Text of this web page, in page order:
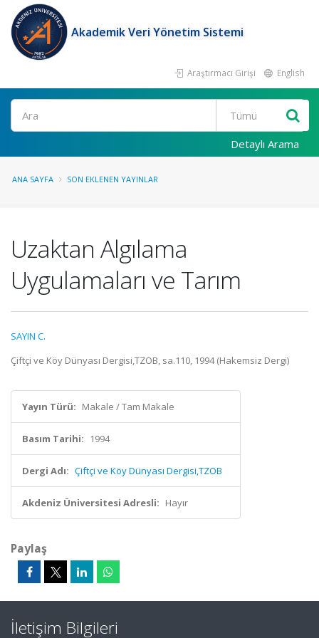
Akademik Veri Yönetim Sistemi
Araştırmacı Girişi English
Ara
Detaylı Arama
ANA SAYFA SON EKLENEN YAYINLAR
Uzaktan Algılama
Uygulamaları ve Tarım
SAYIN C.
Çiftçi ve Köy Dünyası Dergisi,TZOB, sa.110, 1994 (Hakemsiz Dergi)
Yayın Türü: Makale / Tam Makale
Basım Tarihi: 1994
Dergi Adı: Çiftçi ve Köy Dünyası Dergisi,TZOB
Akdeniz Üniversitesi Adresli: Hayır
Paylaş
İletişim Bilgileri